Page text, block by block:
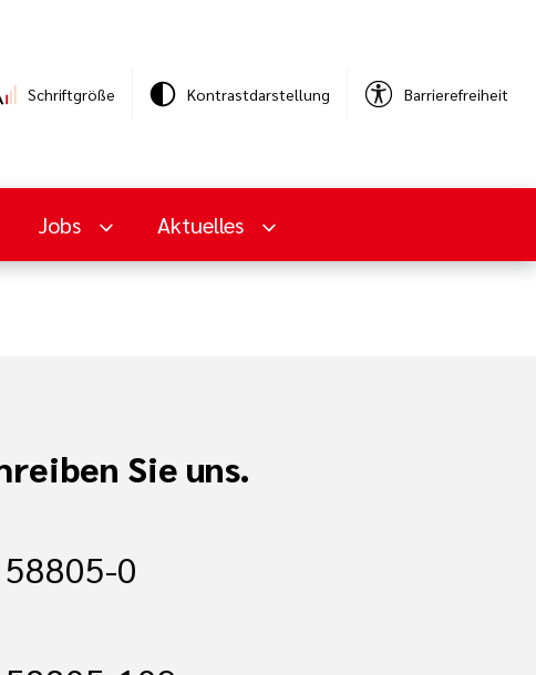
Schriftgröße Kontrastdarstellung Barrierefreiheit
Jobs Aktuelles
Sie uns.
0